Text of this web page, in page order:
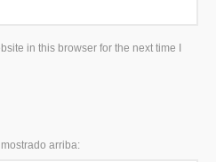
in this browser for the next time I
arriba: